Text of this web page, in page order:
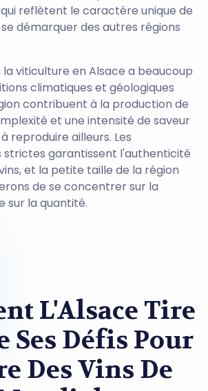
reflètent le caractère unique de
démarquer des autres régions
la viticulture en Alsace a beaucoup
climatiques et géologiques
contribuent à la production de
et une intensité de saveur
reproduire ailleurs. Les
garantissent l'authenticité
et la petite taille de la région
de se concentrer sur la
sur la quantité.
L'Alsace Tire
Ses Défis Pour
Des Vins De